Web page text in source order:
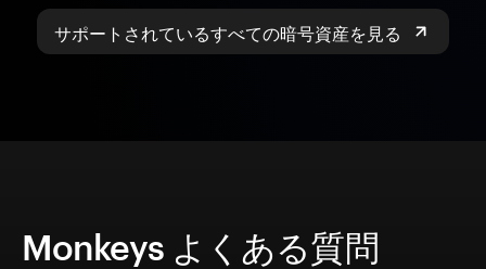
サポートされているすべての暗号資産を見る
Monkeys よくある質問